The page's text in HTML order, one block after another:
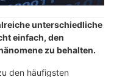
unterschiedliche
einfach, den
zu behalten.
den häufigsten